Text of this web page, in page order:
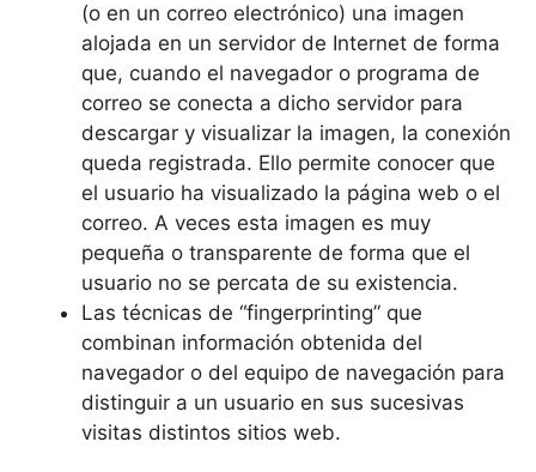
(o en un correo electrónico) una imagen
alojada en un servidor de Internet de forma
que, cuando el navegador o programa de
correo se conecta a dicho servidor para
descargar y visualizar la imagen, la conexión
queda registrada. Ello permite conocer que
el usuario ha visualizado la página web o el
correo. A veces esta imagen es muy
pequeña o transparente de forma que el
usuario no se percata de su existencia.
Las técnicas de “fingerprinting” que
combinan información obtenida del
navegador o del equipo de navegación para
distinguir a un usuario en sus sucesivas
visitas distintos sitios web.